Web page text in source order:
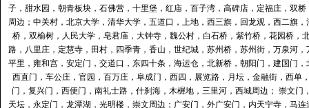
子，甜水园，朝青板块，石佛营，十里堡，红庙，百子湾，高碑店，定福庄，双
周边；中关村，北京大学，清华大学，五道口，上地，西三旗，回龙观，西二旗
桥，双榆树，人民大学，皂君庙，大钟寺，魏公村，白石桥，紫竹桥，花园桥
路，八里庄，定慧寺，田村，四季青，香山，世纪城，苏州桥，苏州街，万泉河
平里，雍和宫，安定门，交道口，东四十条，海运仓，北新桥，朝阳门，建国门
西直门，车公庄，官园，百万庄，阜成门，西四，展览路，月坛，金融街，西
门，复兴门，西便门，南礼士路，什刹海，木樨地，三里河，西城周边； 崇文
天坛，永定门，龙潭湖，光明楼，崇文周边；广安门，外广安门，内天宁寺，马